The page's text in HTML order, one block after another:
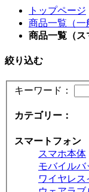
トップページ
商品一覧（一
商品一覧（ス
絞り込む
キーワード：
カテゴリー：
スマートフォン
スマホ本体
モバイルバ
ワイヤレ